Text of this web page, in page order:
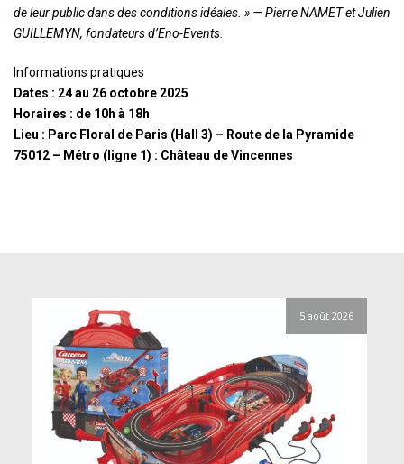
de leur public dans des conditions idéales. » — Pierre NAMET et Julien
GUILLEMYN, fondateurs d’Eno-Events.
Informations pratiques
Dates : 24 au 26 octobre 2025
Horaires : de 10h à 18h
Lieu : Parc Floral de Paris (Hall 3) – Route de la Pyramide
75012 – Métro (ligne 1) : Château de Vincennes
5 août 2026